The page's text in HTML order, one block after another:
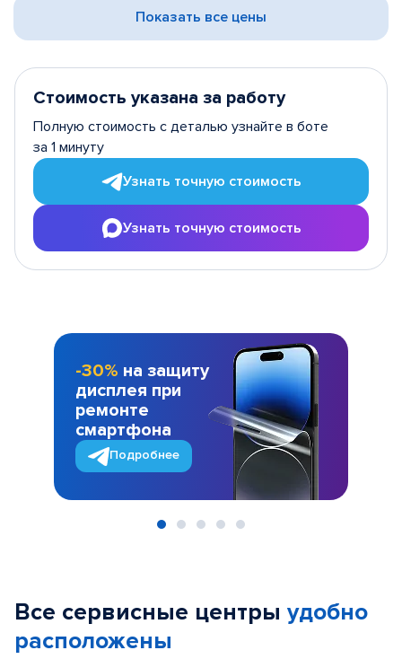
Показать все цены
Стоимость указана за работу
Полную стоимость с деталью узнайте в боте
за 1 минуту
Узнать точную стоимость
Узнать точную стоимость
-30% на защиту
дисплея при
ремонте
смартфона
Подробнее
Все сервисные центры удобно
расположены